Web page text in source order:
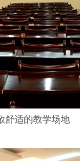
舒适的教学场地